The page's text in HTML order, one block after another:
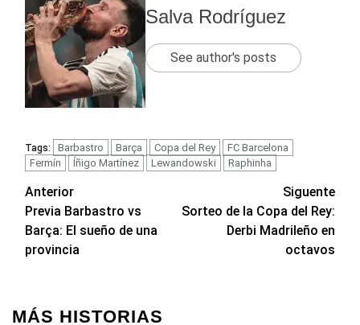
Salva Rodríguez
See author's posts
Tags: Barbastro Barça Copa del Rey
FC Barcelona
Fermín
Íñigo Martínez Lewandowski Raphinha
Navegación
de
entradas
Anterior
Previa Barbastro vs
Barça: El sueño de una
provincia
Siguente
Sorteo de la Copa del Rey:
Derbi Madrileño en
octavos
MÁS HISTORIAS